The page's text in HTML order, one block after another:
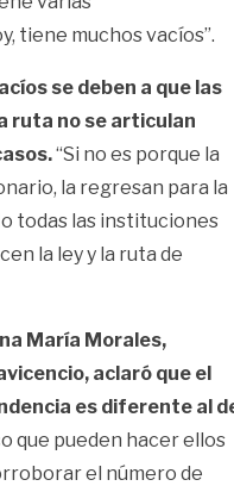
tiene muchos vacíos”.
se deben a que las
ruta no se articulan
“Si no es porque la
la regresan para la
todas las instituciones
la ley y la ruta de
María Morales,
aclaró que el
es diferente al
que pueden hacer ellos
el número de